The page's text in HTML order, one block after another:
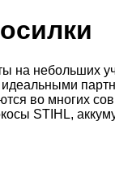
на небольших
во многих
STIHL,